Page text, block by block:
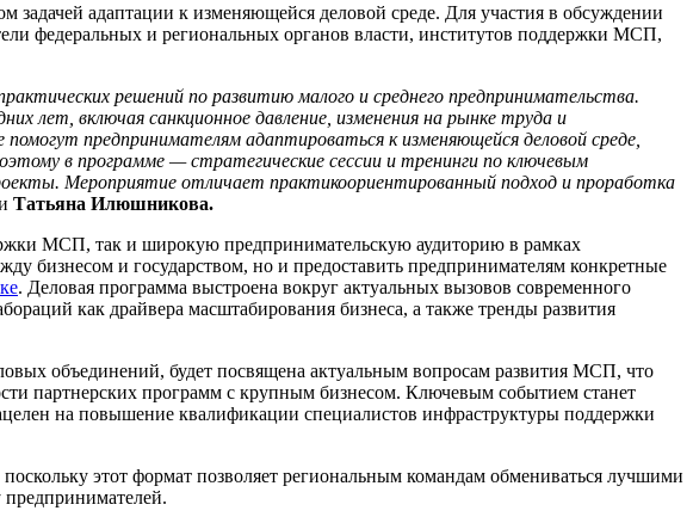
адаптации к изменяющейся деловой среде. Для участия в обсуждении
федеральных и региональных органов власти, институтов поддержки МСП,
решений по развитию малого и среднего предпринимательства.
лет, включая санкционное давление, изменения на рынке труда и
предпринимателям адаптироваться к изменяющейся деловой среде,
в программе — стратегические сессии и тренинги по ключевым
Мероприятие отличает практикоориентированный подход и проработка
Татьяна Илюшникова.
МСП, так и широкую предпринимательскую аудиторию в рамках
бизнесом и государством, но и предоставить предпринимателям конкретные
. Деловая программа выстроена вокруг актуальных вызовов современного
как драйвера масштабирования бизнеса, а также тренды развития
объединений, будет посвящена актуальным вопросам развития МСП, что
партнерских программ с крупным бизнесом. Ключевым событием станет
на повышение квалификации специалистов инфраструктуры поддержки
этот формат позволяет региональным командам обмениваться лучшими